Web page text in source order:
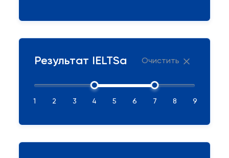
Результат IELTSа Очистить
1 2 3 4 5 6 7 8 9